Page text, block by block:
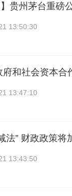
】贵州茅台重磅
13:50:30
府和社会资本合
13:47:10
法” 财政政策将
13:43:50